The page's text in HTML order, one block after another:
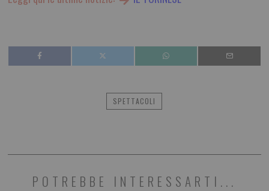
SPETTACOLI
POTREBBE INTERESSARTI...